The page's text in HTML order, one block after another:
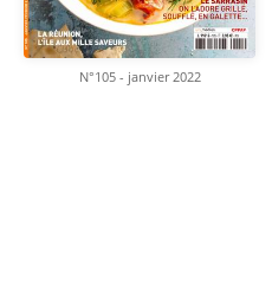
N°105 - janvier 2022